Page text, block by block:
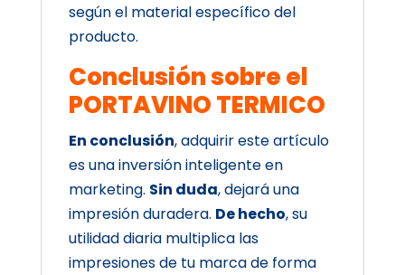
según el material específico del
producto.
Conclusión sobre el
PORTAVINO TERMICO
En conclusión, adquirir este artículo
es una inversión inteligente en
marketing. Sin duda, dejará una
impresión duradera. De hecho, su
utilidad diaria multiplica las
impresiones de tu marca de forma